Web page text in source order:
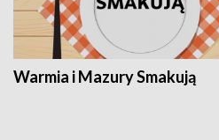
Warmia i Mazury Smakują